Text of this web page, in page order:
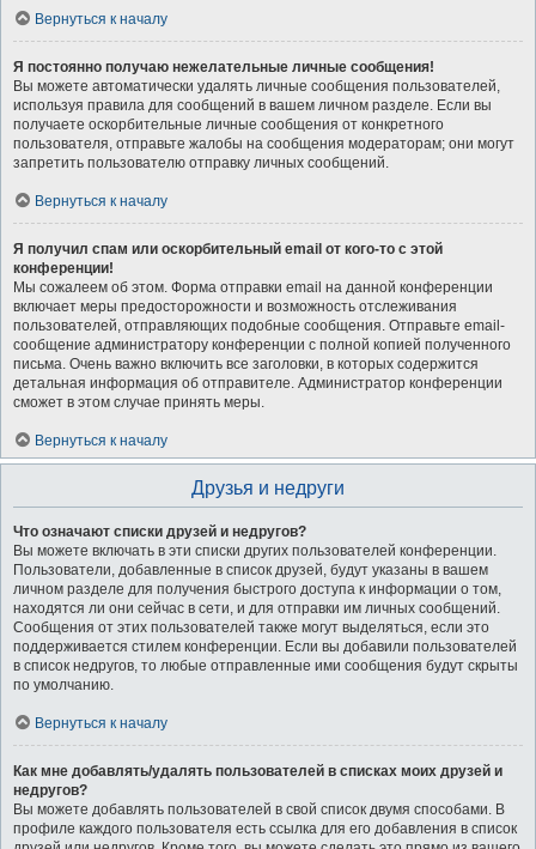
Вернуться к началу
Я постоянно получаю нежелательные личные сообщения!
Вы можете автоматически удалять личные сообщения пользователей,
используя правила для сообщений в вашем личном разделе. Если вы
получаете оскорбительные личные сообщения от конкретного
пользователя, отправьте жалобы на сообщения модераторам; они могут
запретить пользователю отправку личных сообщений.
Вернуться к началу
Я получил спам или оскорбительный email от кого-то с этой
конференции!
Мы сожалеем об этом. Форма отправки email на данной конференции
включает меры предосторожности и возможность отслеживания
пользователей, отправляющих подобные сообщения. Отправьте email-
сообщение администратору конференции с полной копией полученного
письма. Очень важно включить все заголовки, в которых содержится
детальная информация об отправителе. Администратор конференции
сможет в этом случае принять меры.
Вернуться к началу
Друзья и недруги
Что означают списки друзей и недругов?
Вы можете включать в эти списки других пользователей конференции.
Пользователи, добавленные в список друзей, будут указаны в вашем
личном разделе для получения быстрого доступа к информации о том,
находятся ли они сейчас в сети, и для отправки им личных сообщений.
Сообщения от этих пользователей также могут выделяться, если это
поддерживается стилем конференции. Если вы добавили пользователей
в список недругов, то любые отправленные ими сообщения будут скрыты
по умолчанию.
Вернуться к началу
Как мне добавлять/удалять пользователей в списках моих друзей и
недругов?
Вы можете добавлять пользователей в свой список двумя способами. В
профиле каждого пользователя есть ссылка для его добавления в список